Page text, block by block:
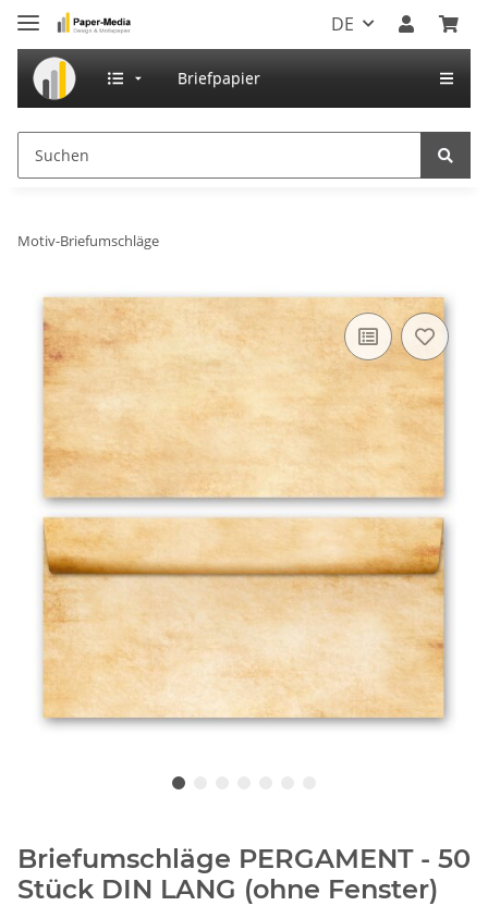
DE
Briefpapier
Motiv-Briefumschläge
Briefumschläge PERGAMENT - 50
Stück DIN LANG (ohne Fenster)